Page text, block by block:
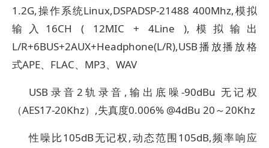
1.2G,操作系统Linux,DSPADSP-21488 400Mhz,模拟
输入16CH ( 12MIC + 4Line ),模拟输出
L/R+6BUS+2AUX+Headphone(L/R),USB播放播放格
式APE、FLAC、MP3、WAV
USB录音2轨录音,输出底噪-90dBu 无记权
（AES17-20Khz）,失真度0.006% @4dBu 20～20Khz
性噪比105dB无记权,动态范围105dB,频率响应